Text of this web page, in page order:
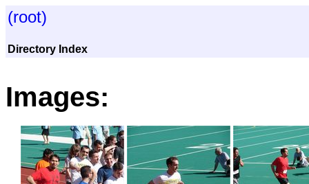
(root)
Directory Index
Images: